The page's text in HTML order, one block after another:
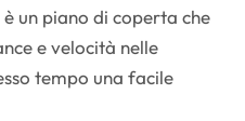
un piano di coperta che
e velocità nelle
tempo una facile